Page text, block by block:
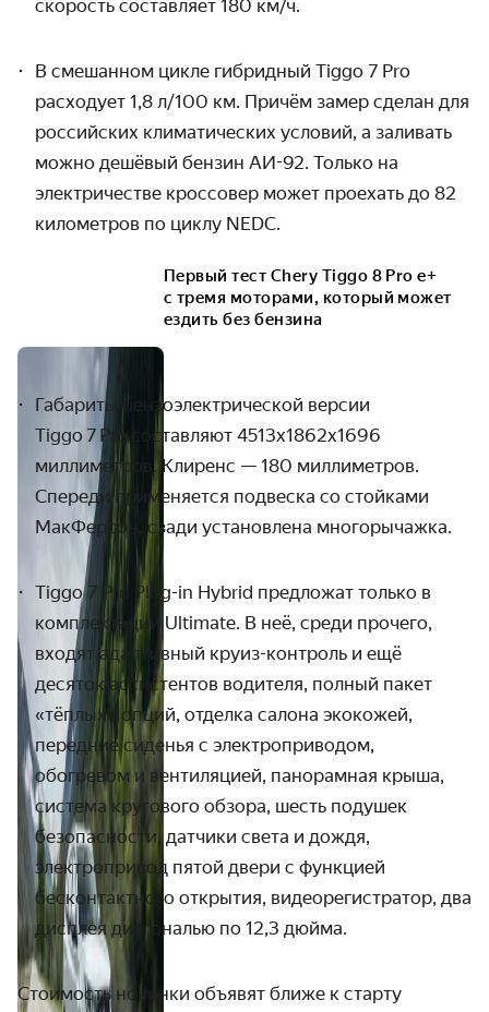
скорость составляет 180 км/ч.
В смешанном цикле гибридный Tiggo 7 Pro
расходует 1,8 л/100 км. Причём замер сделан для
российских климатических условий, а заливать
можно дешёвый бензин АИ-92. Только на
электричестве кроссовер может проехать до 82
километров по циклу NEDC.
Первый тест Chery Tiggo 8 Pro e+
с тремя моторами, который может
ездить без бензина
Габариты бензоэлектрической версии
Tiggo 7 Pro составляют 4513х1862х1696
миллиметров. Клиренс — 180 миллиметров.
Спереди применяется подвеска со стойками
МакФерсон, сзади установлена многорычажка.
Tiggo7 Pro Plug-in Hybrid предложат только в
комплектации Ultimate. В неё, среди прочего,
входят адаптивный круиз-контроль и ещё
десяток ассистентов водителя, полный пакет
«тёплых» опций, отделка салона экокожей,
передние сиденья с электроприводом,
обогревом и вентиляцией, панорамная крыша,
система кругового обзора, шесть подушек
безопасности, датчики света и дождя,
электропривод пятой двери с функцией
бесконтактного открытия, видеорегистратор, два
дисплея диагональю по 12,3 дюйма.
Стоимость новинки объявят ближе к старту